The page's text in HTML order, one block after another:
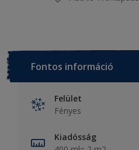
Fontos információ
Felület
Fényes
Kiadósság